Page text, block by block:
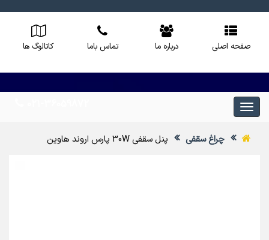
صفحه اصلی درباره ما تماس باما کاتالوگ ها
چراغ سقفی پنل سقفی 30W پارس اروند هاوین